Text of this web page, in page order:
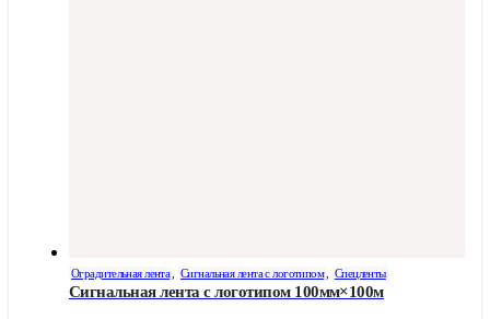
Оградительная лента, Сигнальная лента с логотипом, Спецленты
Сигнальная лента с логотипом 100мм×100м